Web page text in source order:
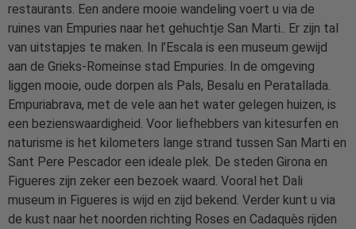
restaurants. Een andere mooie wandeling voert u via de
ruines van Empuries naar het gehuchtje San Marti.. Er zijn tal
van uitstapjes te maken. In l’Escala is een museum gewijd
aan de Grieks-Romeinse stad Empuries. In de omgeving
liggen mooie, oude dorpen als Pals, Besalu en Peratallada.
Empuriabrava, met de vele aan het water gelegen huizen, is
een bezienswaardigheid. Voor liefhebbers van kitesurfen en
naturisme is het kilometers lange strand tussen San Marti en
Sant Pere Pescador een ideale plek. De steden Girona en
Figueres zijn zeker een bezoek waard. Vooral het Dali
museum in Figueres is wijd en zijd bekend. Verder kunt u via
de kust naar het noorden richting Roses en Cadaquès rijden